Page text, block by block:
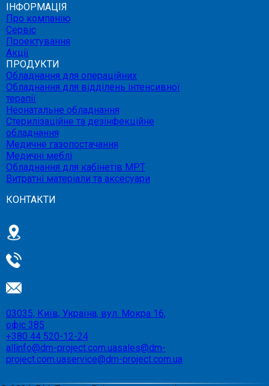
ІНФОРМАЦІЯ
Про компанію
Сервіс
Проектування
Акції
ПРОДУКТИ
Обладнання для операційних
Обладнання для відділень інтенсивної
терапії
Неонатальне обладнання
Стерилізаційне та дезінфекційне
обладнання
Медичне газопостачання
Медичні меблі
Обладнання для кабінетів МРТ
Витратні матеріали та аксесуари
КОНТАКТИ
03035, Київ, Україна, вул. Мокра 16,
офіс 385
+380 44 520-12-24
allinfo@dm-project.com.uasales@dm-
project.com.uaservice@dm-project.com.ua